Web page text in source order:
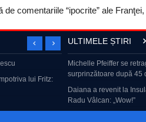
comentariile “ipocrite” ale
lui Fritz:
Analyze That 76.
curent. Invazia din
Marius Tucă Show –
a României e…
ULTIMELE ȘTIRI
până în
început
Michelle Pfeiffer se
surprinzătoare după 45
Daiana a revenit la
Radu Vâlcan: „Wow!”